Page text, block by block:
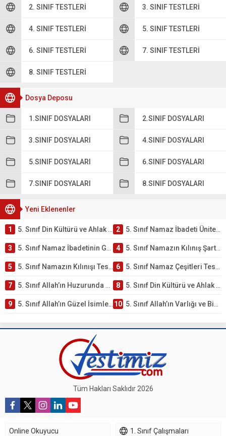
2. SINIF TESTLERI 3. SINIF TESTLERI
4. SINIF TESTLERI 5. SINIF TESTLERI
6. SINIF TESTLERI 7. SINIF TESTLERI
8. SINIF TESTLERI
Dosya Deposu
1.SINIF DOSYALARI 2.SINIF DOSYALARI
3.SINIF DOSYALARI 4.SINIF DOSYALARI
5.SINIF DOSYALARI 6.SINIF DOSYALARI
7.SINIF DOSYALARI 8.SINIF DOSYALARI
Yeni Eklenenler
1 5. Sınıf Din Kültürü ve Ahlak Bilgisi 2. Ünite: Namaz İbadeti Çalışmaları 2 5. Sınıf Namaz İbadeti Ünite Testi – Online Çöz
3 5. Sınıf Namaz İbadetinin Getirdiği Faydalar Testi 4 5. Sınıf Namazın Kılınış Şartları Testi
5 5. Sınıf Namazın Kılınışı Testi – Online Çöz 6 5. Sınıf Namaz Çeşitleri Testi – Online Çöz
7 5. Sınıf Allah’ın Huzurunda Olmak – Namaz İbadeti Testi 8 5. Sınıf Din Kültürü ve Ahlak Bilgisi 1. Ünite: Allah İnancı Çalışmaları
9 5. Sınıf Allah’ın Güzel İsimleri Testi – Online Çöz 10 5. Sınıf Allah’ın Varlığı ve Birliği Testi – Online Çöz
Tüm Hakları Saklıdır 2026
Online Okuyucu 1. Sınıf Çalışmaları